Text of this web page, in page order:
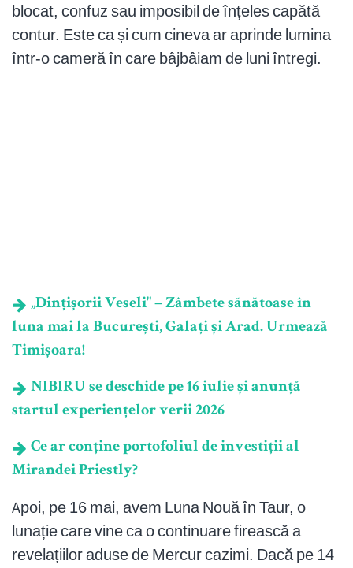
blocat, confuz sau imposibil de înțeles capătă
contur. Este ca și cum cineva ar aprinde lumina
într-o cameră în care bâjbâiam de luni întregi.
„Dințișorii Veseli" – Zâmbete sănătoase în
luna mai la București, Galați și Arad. Urmează
Timișoara!
NIBIRU se deschide pe 16 iulie și anunță
startul experiențelor verii 2026
Ce ar conține portofoliul de investiții al
Mirandei Priestly?
Apoi, pe 16 mai, avem Luna Nouă în Taur, o
lunație care vine ca o continuare firească a
revelațiilor aduse de Mercur cazimi. Dacă pe 14